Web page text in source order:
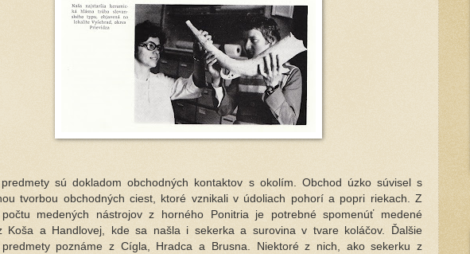
predmety sú dokladom obchodných kontaktov s okolím. Obchod úzko súvisel s
tvorbou obchodných ciest, ktoré vznikali v údoliach pohorí a popri riekach. Z
počtu medených nástrojov z horného Ponitria je potrebné spomenúť medené
Koša a Handlovej, kde sa našla i sekerka a surovina v tvare koláčov. Ďalšie
predmety poznáme z Cígla, Hradca a Brusna. Niektoré z nich, ako sekerku z